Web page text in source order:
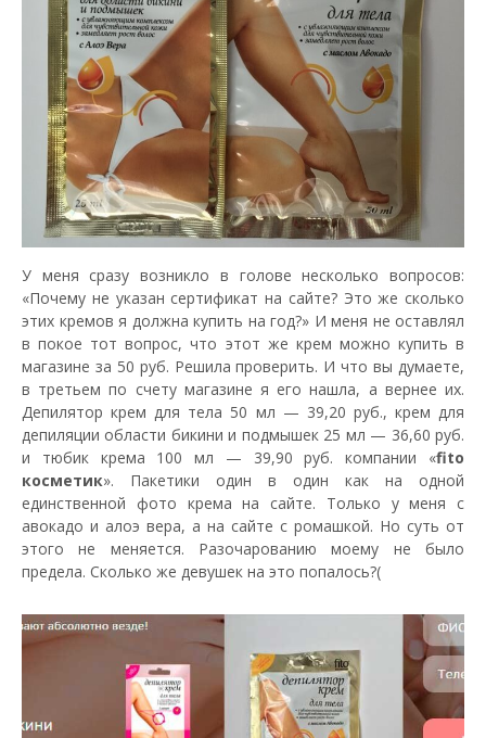
У меня сразу возникло в голове несколько вопросов:
«Почему не указан сертификат на сайте? Это же сколько
этих кремов я должна купить на год?» И меня не оставлял
в покое тот вопрос, что этот же крем можно купить в
магазине за 50 руб. Решила проверить. И что вы думаете,
в третьем по счету магазине я его нашла, а вернее их.
Депилятор крем для тела 50 мл — 39,20 руб., крем для
депиляции области бикини и подмышек 25 мл — 36,60 руб.
и тюбик крема 100 мл — 39,90 руб. компании «fito
косметик». Пакетики один в один как на одной
единственной фото крема на сайте. Только у меня с
авокадо и алоэ вера, а на сайте с ромашкой. Но суть от
этого не меняется. Разочарованию моему не было
предела. Сколько же девушек на это попалось?(